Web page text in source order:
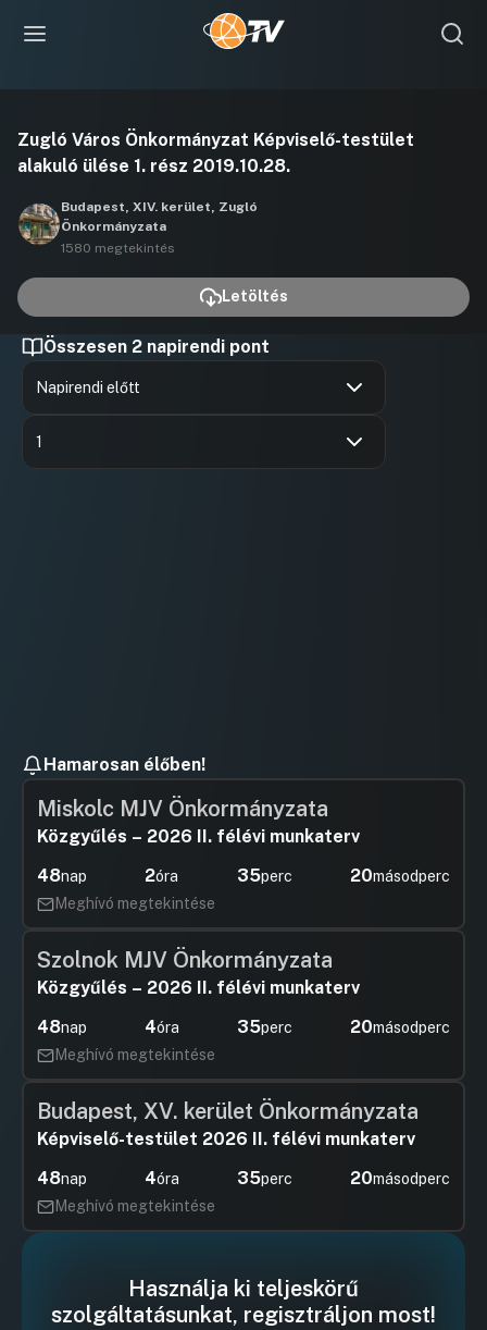
lejátszása
Zugló Város Önkormányzat Képviselő-testület
alakuló ülése 1. rész 2019.10.28.
Budapest, XIV. kerület, Zugló
Önkormányzata
1580 megtekintés
Letöltés
Összesen 2 napirendi pont
Napirendi előtt
1
Hamarosan élőben!
Miskolc MJV Önkormányzata
Közgyűlés – 2026 II. félévi munkaterv
48nap 2óra 35perc 20másodperc
Meghívó megtekintése
Szolnok MJV Önkormányzata
Közgyűlés – 2026 II. félévi munkaterv
48nap 4óra 35perc 20másodperc
Meghívó megtekintése
Budapest, XV. kerület Önkormányzata
Képviselő-testület 2026 II. félévi munkaterv
48nap 4óra 35perc 20másodperc
Meghívó megtekintése
Használja ki teljeskörű
szolgáltatásunkat, regisztráljon most!